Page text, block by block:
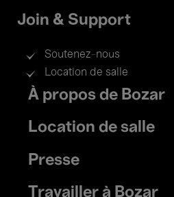
Join & Support
Soutenez-nous
Location de salle
Footer
menu
À propos de Bozar
Location de salle
Presse
Travailler à Bozar